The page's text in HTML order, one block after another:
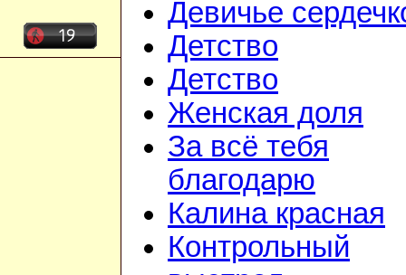
Девичье
Детство
Детство
Женская доля
За всё тебя
благодарю
Калина красная
Контрольный